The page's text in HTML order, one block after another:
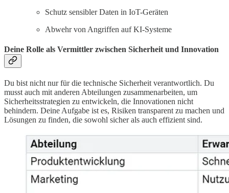
Schutz sensibler Daten in IoT-Geräten
Abwehr von Angriffen auf KI-Systeme
Deine Rolle als Vermittler zwischen Sicherheit und Innovation
Du bist nicht nur für die technische Sicherheit verantwortlich. Du
musst auch mit anderen Abteilungen zusammenarbeiten, um
Sicherheitsstrategien zu entwickeln, die Innovationen nicht
behindern. Deine Aufgabe ist es, Risiken transparent zu machen und
Lösungen zu finden, die sowohl sicher als auch effizient sind.